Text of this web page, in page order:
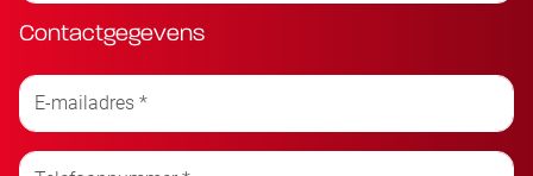
Contactgegevens